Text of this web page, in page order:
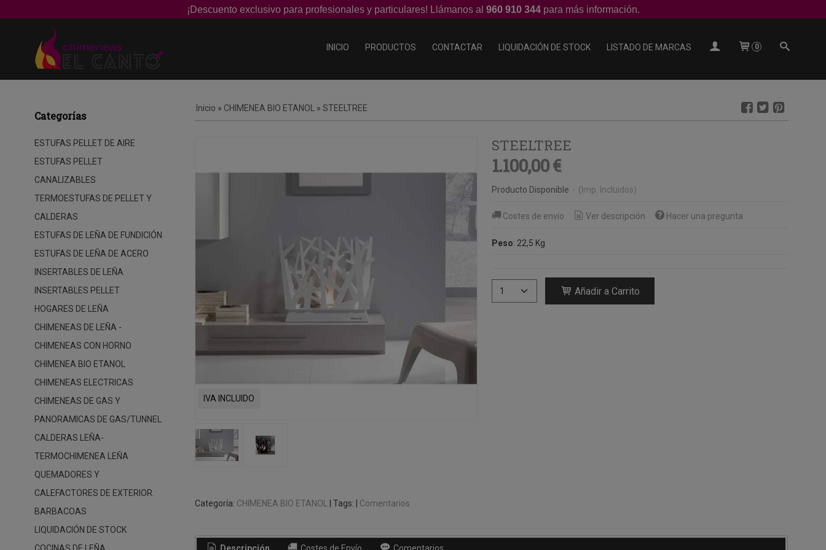
¡Descuento exclusivo para profesionales y particulares! Llámanos al 960 910 344para más información.
INICIO PRODUCTOS CONTACTAR LIQUIDACIÓN DE STOCK LISTADO DE MARCAS 0
Categorías
ESTUFAS PELLET DE AIRE
ESTUFAS PELLET
CANALIZABLES
TERMOESTUFAS DE PELLET Y
CALDERAS
ESTUFAS DE LEÑA DE FUNDICIÓN
ESTUFAS DE LEÑA DE ACERO
INSERTABLES DE LEÑA
INSERTABLES PELLET
HOGARES DE LEÑA
CHIMENEAS DE LEÑA -
CHIMENEAS CON HORNO
CHIMENEA BIO ETANOL
CHIMENEAS ELECTRICAS
CHIMENEAS DE GAS Y
PANORAMICAS DE GAS/TUNNEL
CALDERAS LEÑA-
TERMOCHIMENEA LEÑA
QUEMADORES Y
CALEFACTORES DE EXTERIOR.
BARBACOAS
LIQUIDACIÓN DE STOCK
Inicio » CHIMENEA BIO ETANOL » STEELTREE
IVA INCLUIDO
STEELTREE
1.100,00 €
Producto Disponible - (Imp. Incluidos)
Costes de envío Ver descripción Hacer una pregunta
Peso: 22,5 Kg
Añadir a Carrito
Categoría: CHIMENEA BIO ETANOL Tags: Comentarios
Descripción Costes de Envío Comentarios